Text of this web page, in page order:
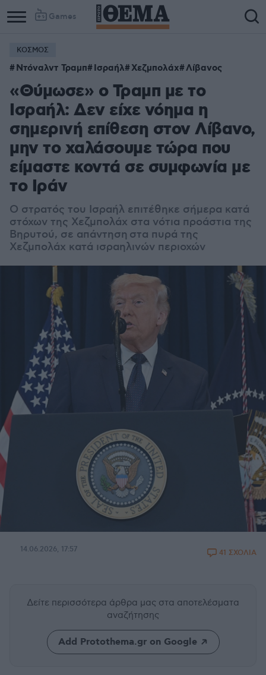
Games
ΚΟΣΜΟΣ
Ντόναλντ Τραμπ Ισραήλ Χεζμπολάχ Λίβανος
«Θύμωσε» ο Τραμπ με το
Ισραήλ: Δεν είχε νόημα η
σημερινή επίθεση στον Λίβανο,
μην το χαλάσουμε τώρα που
είμαστε κοντά σε συμφωνία με
το Ιράν
Ο στρατός του Ισραήλ επιτέθηκε σήμερα κατά
στόχων της Χεζμπολάχ στα νότια προάστια της
Βηρυτού, σε απάντηση στα πυρά της
Χεζμπολάχ κατά ισραηλινών περιοχών
14.06.2026, 17:57 41 ΣΧΟΛΙΑ
Δείτε περισσότερα άρθρα μας στα αποτελέσματα
αναζήτησης
Add Protothema.gr on Google